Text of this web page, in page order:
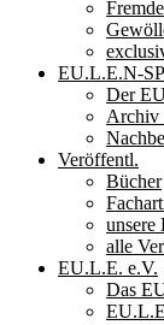
EU.L.E.N-
Der
Archiv
Veröffentl.
Bücher
unsere
alle
EU.L.E. e.V.
Das